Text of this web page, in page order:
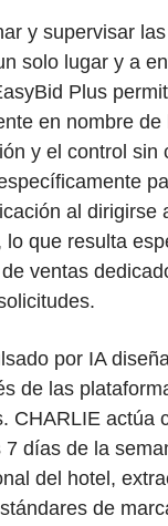
y supervisar las
solo lugar y a
Plus
en nombre de
y el control sin
al dirigirse
que resulta
ventas
por IA
de las
CHARLIE actúa
días de la
del hotel,
de